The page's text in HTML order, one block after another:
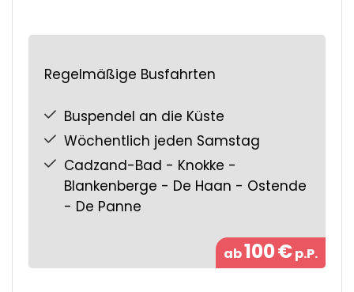
Regelmäßige Busfahrten
Buspendel an die Küste
Wöchentlich jeden Samstag
Cadzand-Bad - Knokke -
Blankenberge - De Haan - Ostende
- De Panne
ab100€p.P.